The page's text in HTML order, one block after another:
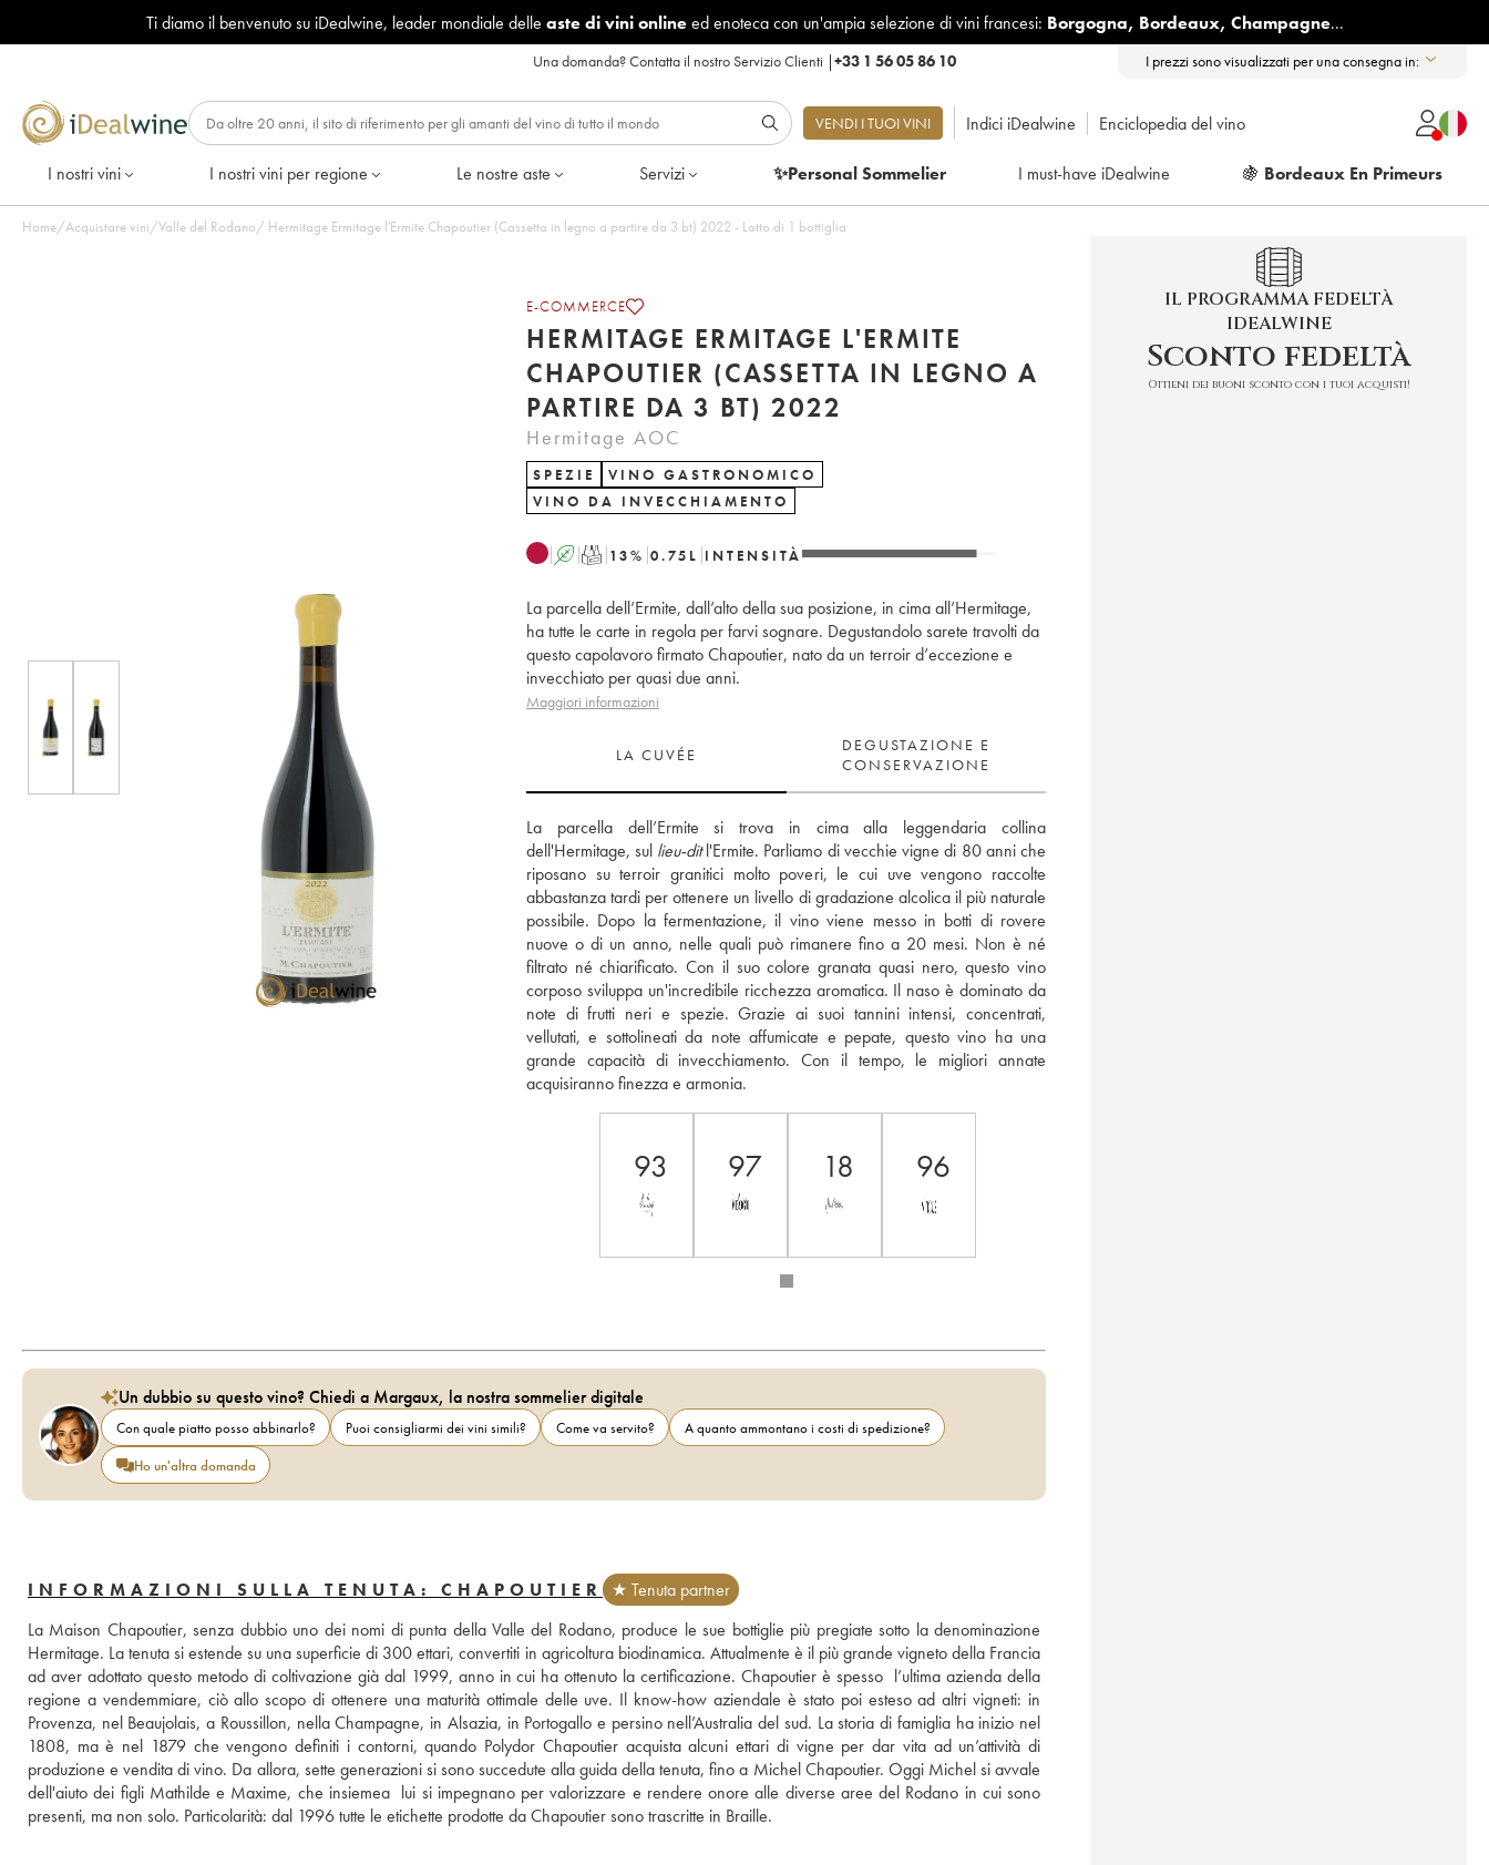
Ti diamo il benvenuto su iDealwine, leader mondiale delle aste di vini onlineed enoteca con un'ampia selezione di vini francesi: Borgogna, Bordeaux, Champagne...
Una domanda?Contatta il nostro Servizio Clienti |+33 1 56 05 86 10 I prezzi sono visualizzati per una consegna in:
VENDI I TUOI VINI Indici iDealwine Enciclopedia del vino
I nostri vini I nostri vini per regione Le nostre aste Servizi ✨Personal Sommelier I must-have iDealwine 🍇 Bordeaux En Primeurs
Home/Acquistare vini/Valle del Rodano/ Hermitage Ermitage l'Ermite Chapoutier (Cassetta in legno a partire da 3 bt) 2022 - Lotto di 1 bottiglia
E-COMMERCE
HERMITAGE ERMITAGE L'ERMITE
CHAPOUTIER (CASSETTA IN LEGNO A
PARTIRE DA 3 BT) 2022
Hermitage AOC
SPEZIE
VINO GASTRONOMICO
VINO DA INVECCHIAMENTO
A T 13% 0.75 L INTENSITÀ
La parcella dell’Ermite, dall’alto della sua posizione, in cima all’Hermitage,
ha tutte le carte in regola per farvi sognare. Degustandolo sarete travolti da
questo capolavoro firmato Chapoutier, nato da un terroir d’eccezione e
invecchiato per quasi due anni.
Maggiori informazioni
LA CUVÉE
DEGUSTAZIONE E
CONSERVAZIONE
La parcella dell’Ermite si trova in cima alla leggendaria collina
dell'Hermitage, sul lieu-dit l'Ermite. Parliamo di vecchie vigne di 80 anni che
riposano su terroir granitici molto poveri, le cui uve vengono raccolte
abbastanza tardi per ottenere un livello di gradazione alcolica il più naturale
possibile. Dopo la fermentazione, il vino viene messo in botti di rovere
nuove o di un anno, nelle quali può rimanere fino a 20 mesi. Non è né
filtrato né chiarificato. Con il suo colore granata quasi nero, questo vino
corposo sviluppa un'incredibile ricchezza aromatica. Il naso è dominato da
note di frutti neri e spezie. Grazie ai suoi tannini intensi, concentrati,
vellutati, e sottolineati da note affumicate e pepate, questo vino ha una
grande capacità di invecchiamento. Con il tempo, le migliori annate
93 97 18 96
Un dubbio su questo vino? Chiedi a Margaux, la nostra sommelier digitale
Con quale piatto posso abbinarlo? Puoi consigliarmi dei vini simili? Come va servito?
A quanto ammontano i costi di spedizione?
Ho un'altra domanda
INFORMAZIONI SULLA TENUTA: CHAPOUTIER
★ Tenuta partner
La Maison Chapoutier, senza dubbio uno dei nomi di punta della Valle del Rodano, produce le sue bottiglie più pregiate sotto la denominazione
Hermitage. La tenuta si estende su una superficie di 300 ettari, convertiti in agricoltura biodinamica. Attualmente è il più grande vigneto della Francia
ad aver adottato questo metodo di coltivazione già dal 1999, anno in cui ha ottenuto la certificazione. Chapoutier è spesso  l’ultima azienda della
regione a vendemmiare, ciò allo scopo di ottenere una maturità ottimale delle uve. Il know-how aziendale è stato poi esteso ad altri vigneti: in
Provenza, nel Beaujolais, a Roussillon, nella Champagne, in Alsazia, in Portogallo e persino nell’Australia del sud. La storia di famiglia ha inizio nel
1808, ma è nel 1879 che vengono definiti i contorni, quando Polydor Chapoutier acquista alcuni ettari di vigne per dar vita ad un’attività di
produzione e vendita di vino. Da allora, sette generazioni si sono succedute alla guida della tenuta, fino a Michel Chapoutier. Oggi Michel si avvale
dell'aiuto dei figli Mathilde e Maxime, che insiemea  lui si impegnano per valorizzare e rendere onore alle diverse aree del Rodano in cui sono
presenti, ma non solo. Particolarità: dal 1996 tutte le etichette prodotte da Chapoutier sono trascritte in Braille.
IL PROGRAMMA FEDELTÀ
IDEALWINE
Sconto fedeltà
Ottieni dei buoni sconto con i tuoi acquisti!